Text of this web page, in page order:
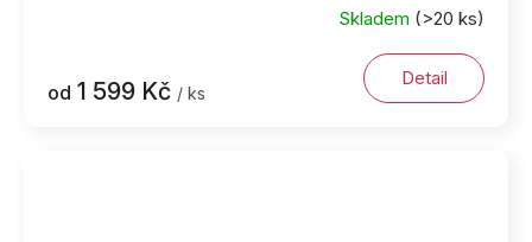
Skladem (>20 ks)
od 1 599 Kč / ks
Detail